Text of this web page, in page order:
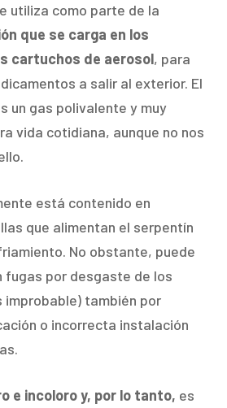
utiliza como parte de la
que se carga en los
cartuchos de aerosol, para
a salir al exterior. El
un gas polivalente y muy
vida cotidiana, aunque no nos
está contenido en
que alimentan el serpentín
No obstante, puede
fugas por desgaste de los
improbable) también por
o incorrecta instalación
e incoloro y, por lo tanto, es